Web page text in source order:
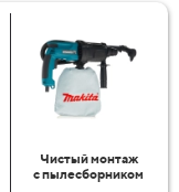
Чистый монтаж
с пылесборником